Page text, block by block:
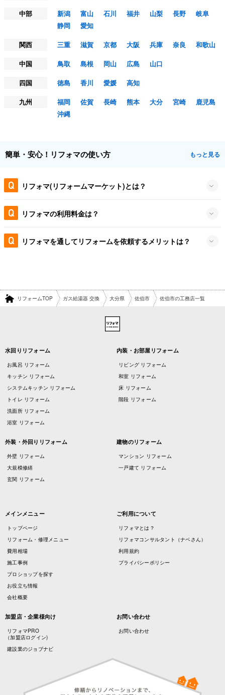
中部
新潟 富山 石川 福井 山梨 長野
岐阜
静岡
愛知
関西
三重 滋賀 京都 大阪 兵庫 奈良
和歌山
中国
鳥取 島根 岡山 広島
山口
四国
徳島 香川 愛媛
高知
九州
福岡 佐賀 長崎 熊本 大分 宮崎
鹿児島
沖縄
簡単・安心！リフォマの使い方 もっと見る
リフォマ(リフォームマーケット)とは？
リフォマの利用料金は？
リフォマを通してリフォームを依頼するメリットは？
リフォームTOP ガス給湯器 交換 大分県 佐伯市 佐伯市の工務店一覧
水回りリフォーム
お風呂 リフォーム
キッチン リフォーム
システムキッチン リフォーム
トイレ リフォーム
洗面所 リフォーム
浴室 リフォーム
内装・お部屋リフォーム
リビング リフォーム
和室 リフォーム
床 リフォーム
階段 リフォーム
外装・外回りリフォーム
外壁 リフォーム
大規模修繕
玄関 リフォーム
建物のリフォーム
マンション リフォーム
一戸建て リフォーム
メインメニュー
トップページ
リフォーム・修理メニュー
費用相場
施工事例
プロショップを探す
お役立ち情報
会社概要
ご利用について
リフォマとは？
リフォマコンサルタント（ナベさん）
利用規約
プライバシーポリシー
加盟店・企業様向け
リフォマPRO
（加盟店ログイン)
建設業のジョブナビ
お問い合わせ
お問い合わせ